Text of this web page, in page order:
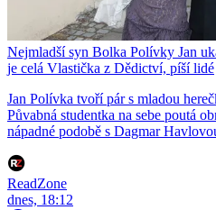
Nejmladší syn Bolka Polívky Jan
je celá Vlastička z Dědictví, píší lidé
Jan Polívka tvoří pár s mladou
Půvabná studentka na sebe poutá
nápadné podobě s Dagmar
ReadZone
dnes, 18:12